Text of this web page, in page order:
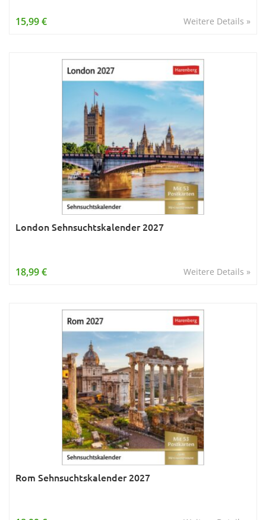
Weitere Details »
15,99 €
London Sehnsuchtskalender 2027
Weitere Details »
18,99 €
Rom Sehnsuchtskalender 2027